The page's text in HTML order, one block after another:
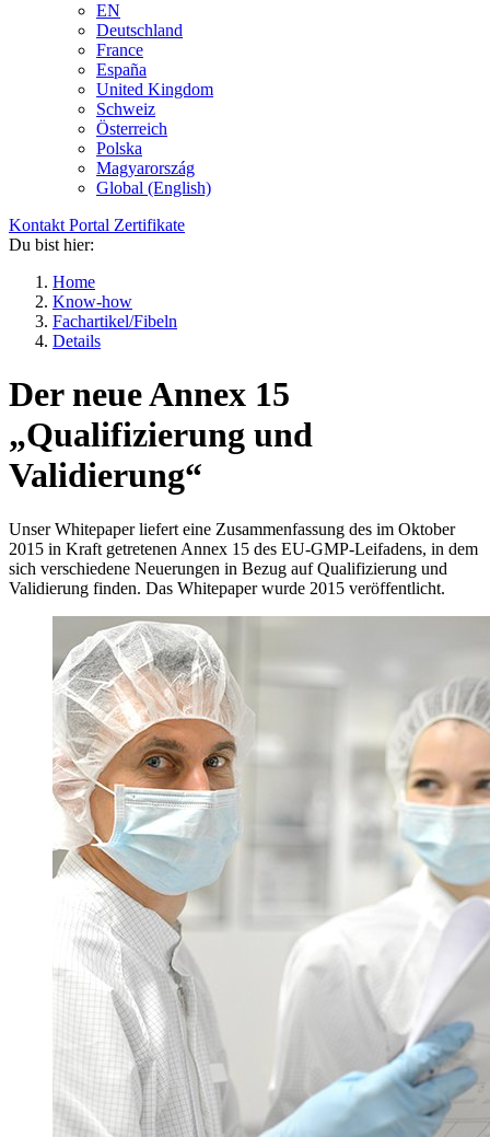
EN
Deutschland
France
España
United Kingdom
Schweiz
Österreich
Polska
Magyarország
Global (English)
Kontakt Portal Zertifikate
Du bist hier:
Home
Know-how
Fachartikel/Fibeln
Details
Der neue Annex 15
„Qualifizierung und
Validierung“
Unser Whitepaper liefert eine Zusammenfassung des im Oktober
2015 in Kraft getretenen Annex 15 des EU-GMP-Leifadens, in dem
sich verschiedene Neuerungen in Bezug auf Qualifizierung und
Validierung finden. Das Whitepaper wurde 2015 veröffentlicht.